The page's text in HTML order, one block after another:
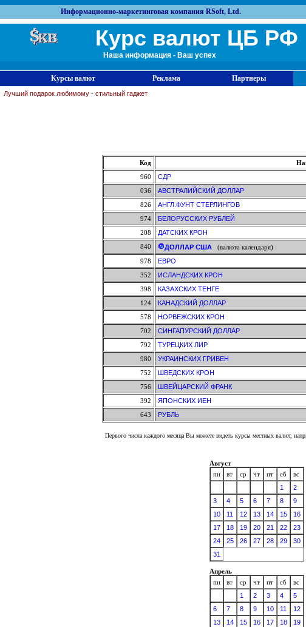
Информационно-маркетинговая компания RSoft, Ltd.
Курс валют ЦБ РФ
Наша информация - Ваш успех
Курсы валют Реклама Партнеры
Лучший подарок любимому - стильный гаджет
Код
960
СДР
036
АВСТРАЛИЙСКИЙ ДОЛЛАР
826
АНГЛ.ФУНТ СТЕРЛИНГОВ
974
БЕЛОРУССКИХ РУБЛЕЙ
208
ДАТСКИХ КРОН
840
ДОЛЛАР США (валюта календаря)
978
ЕВРО
352
ИСЛАНДСКИХ КРОН
398
КАЗАХСКИХ ТЕНГЕ
124
КАНАДСКИЙ ДОЛЛАР
578
НОРВЕЖСКИХ КРОН
702
СИНГАПУРСКИЙ ДОЛЛАР
792
ТУРЕЦКИХ ЛИР
980
УКРАИНСКИХ ГРИВЕН
752
ШВЕДСКИХ КРОН
756
ШВЕЙЦАРСКИЙ ФРАНК
392
ЯПОНСКИХ ИЕН
643
РУБЛЬ
Первого числа каждого месяца Вы можете видеть курсы местных валют,
Август
пн
вт ср чт пт сб
вс
1
2
3
4 5 6 7 8
9
10
11 12 13 14 15
16
17
18 19 20 21 22
23
24
25 26 27 28 29
30
31
Апрель
пн
вт ср чт пт сб
вс
1
2 3 4
5
6
7 8 9 10 11
12
13
14 15 16 17 18
19